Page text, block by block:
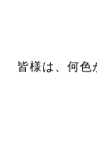
皆様は、何色